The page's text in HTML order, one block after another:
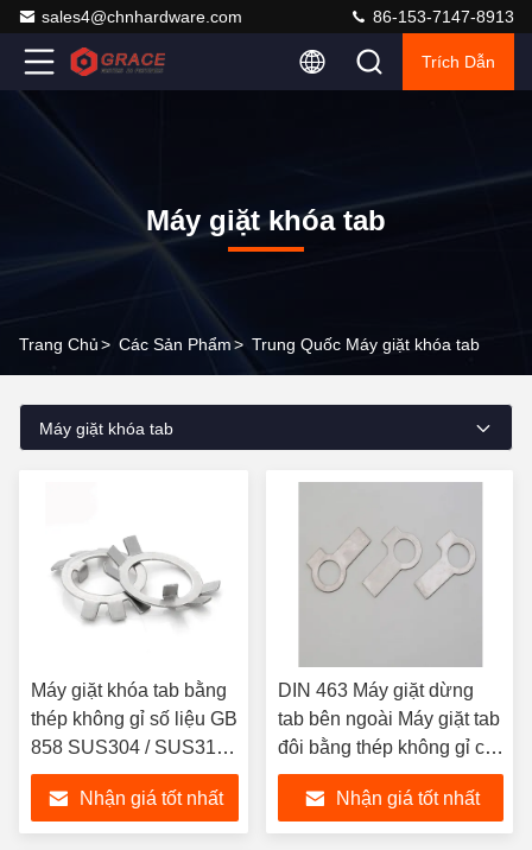
sales4@chnhardware.com 86-153-7147-8913
Trích Dẫn
Máy giặt khóa tab
Trang Chủ> Các Sản Phẩm> Trung Quốc Máy giặt khóa tab
Máy giặt khóa tab
Máy giặt khóa tab bằng
thép không gỉ số liệu GB
858 SUS304 / SUS316
cho đai ốc tròn
Nhận giá tốt nhất
DIN 463 Máy giặt dừng
tab bên ngoài Máy giặt tab
đôi bằng thép không gỉ có
vòi dài / ngắn
Nhận giá tốt nhất